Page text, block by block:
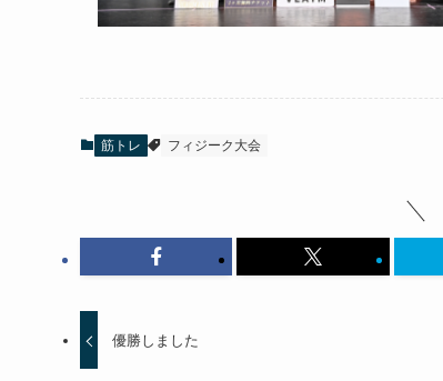
筋トレ フィジーク大会
優勝しました